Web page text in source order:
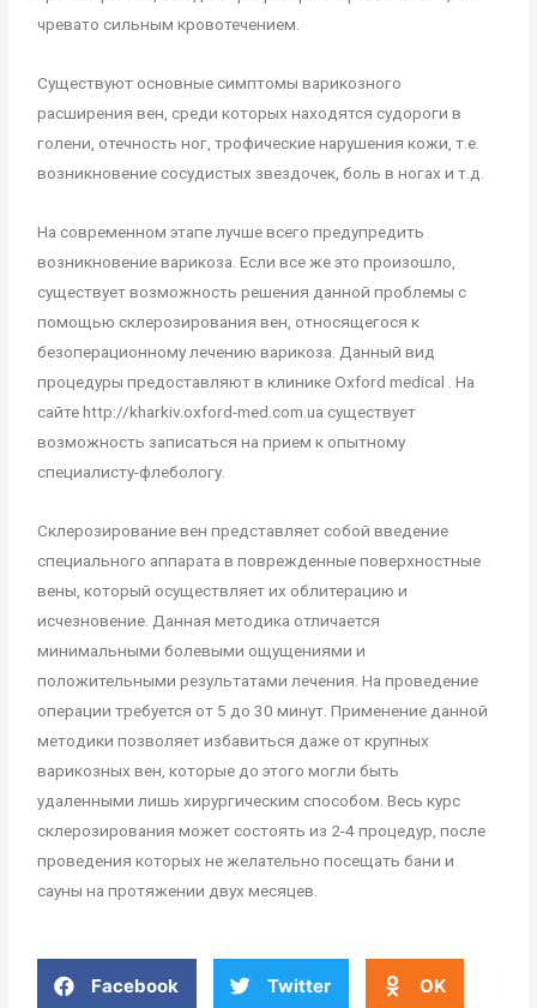
чревато сильным кровотечением.
Существуют основные симптомы варикозного
расширения вен, среди которых находятся судороги в
голени, отечность ног, трофические нарушения кожи, т.е.
возникновение сосудистых звездочек, боль в ногах и т.д.
На современном этапе лучше всего предупредить
возникновение варикоза. Если все же это произошло,
существует возможность решения данной проблемы с
помощью склерозирования вен, относящегося к
безоперационному лечению варикоза. Данный вид
процедуры предоставляют в клинике Oxford medical . На
сайте http://kharkiv.oxford-med.com.ua существует
возможность записаться на прием к опытному
специалисту-флебологу.
Склерозирование вен представляет собой введение
специального аппарата в поврежденные поверхностные
вены, который осуществляет их облитерацию и
исчезновение. Данная методика отличается
минимальными болевыми ощущениями и
положительными результатами лечения. На проведение
операции требуется от 5 до 30 минут. Применение данной
методики позволяет избавиться даже от крупных
варикозных вен, которые до этого могли быть
удаленными лишь хирургическим способом. Весь курс
склерозирования может состоять из 2-4 процедур, после
проведения которых не желательно посещать бани и
сауны на протяжении двух месяцев.
Facebook Twitter OK